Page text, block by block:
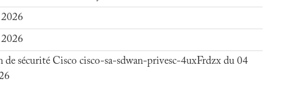
de sécurité Cisco cisco-sa-sdwan-privesc-4uxFrdzx du 04